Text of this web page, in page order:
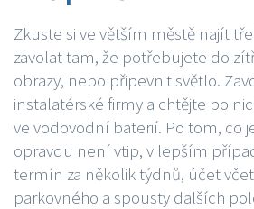
Zkuste si ve větším městě najít
zavolat tam, že potřebujete do
obrazy, nebo připevnit světlo.
instalatérské firmy a chtějte po
ve vodovodní baterií. Po tom, co
opravdu není vtip, v lepším
termín za několik týdnů, účet
parkovného a spousty dalších